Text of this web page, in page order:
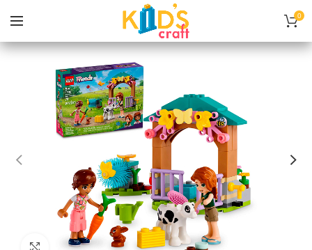
0
Нажмите, чтобы увеличить